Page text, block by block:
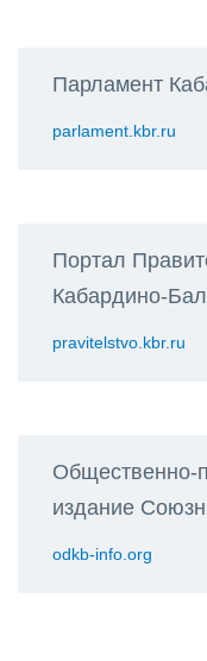
Парламент
parlament.kbr.ru
Портал
Кабардино-
pravitelstvo.kbr.ru
Общественно-
издание
odkb-info.org